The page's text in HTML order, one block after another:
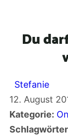
Du
Stefanie
12. August
Kategorie: